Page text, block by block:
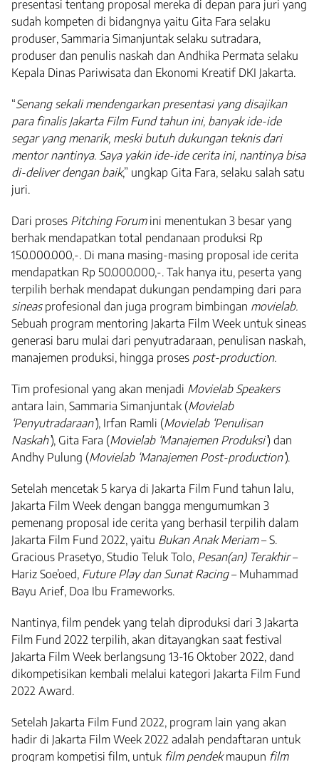
presentasi tentang proposal mereka di depan para juri yang
sudah kompeten di bidangnya yaitu Gita Fara selaku
produser, Sammaria Simanjuntak selaku sutradara,
produser dan penulis naskah dan Andhika Permata selaku
Kepala Dinas Pariwisata dan Ekonomi Kreatif DKI Jakarta.
“Senang sekali mendengarkan presentasi yang disajikan
para finalis Jakarta Film Fund tahun ini, banyak ide-ide
segar yang menarik, meski butuh dukungan teknis dari
mentor nantinya. Saya yakin ide-ide cerita ini, nantinya bisa
di-deliver dengan baik,” ungkap Gita Fara, selaku salah satu
juri.
Dari proses Pitching Forumini menentukan 3 besar yang
berhak mendapatkan total pendanaan produksi Rp
150.000.000,-. Di mana masing-masing proposal ide cerita
mendapatkan Rp 50.000.000,-. Tak hanya itu, peserta yang
terpilih berhak mendapat dukungan pendamping dari para
sineasprofesional dan juga program bimbingan movielab.
Sebuah program mentoring Jakarta Film Week untuk sineas
generasi baru mulai dari penyutradaraan, penulisan naskah,
manajemen produksi, hingga proses post-production.
Tim profesional yang akan menjadi Movielab Speakers
antara lain, Sammaria Simanjuntak (Movielab
‘Penyutradaraan’), Irfan Ramli (Movielab ‘Penulisan
Naskah’), Gita Fara (Movielab ‘Manajemen Produksi’) dan
Andhy Pulung (Movielab ‘Manajemen Post-production’).
Setelah mencetak 5 karya di Jakarta Film Fund tahun lalu,
Jakarta Film Week dengan bangga mengumumkan 3
pemenang proposal ide cerita yang berhasil terpilih dalam
Jakarta Film Fund 2022, yaitu Bukan Anak Meriam– S.
Gracious Prasetyo, Studio Teluk Tolo, Pesan(an) Terakhir–
Hariz Soe’oed, Future Play dan Sunat Racing– Muhammad
Bayu Arief, Doa Ibu Frameworks.
Nantinya, film pendek yang telah diproduksi dari 3 Jakarta
Film Fund 2022 terpilih, akan ditayangkan saat festival
Jakarta Film Week berlangsung 13-16 Oktober 2022, dand
dikompetisikan kembali melalui kategori Jakarta Film Fund
2022 Award.
Setelah Jakarta Film Fund 2022, program lain yang akan
hadir di Jakarta Film Week 2022 adalah pendaftaran untuk
program kompetisi film, untuk film pendekmaupun film